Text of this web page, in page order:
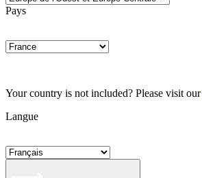
Pays
Your country is not included? Please visit our
Langue